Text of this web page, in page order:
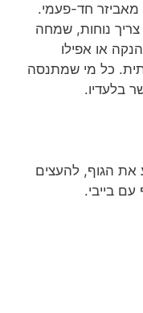
מאביזר חד-פעמי.
נוחות, שמחה
או אפילו
כל מי שמתנסה
בלעדיו.
את הגוף, להעצים
בייבי.